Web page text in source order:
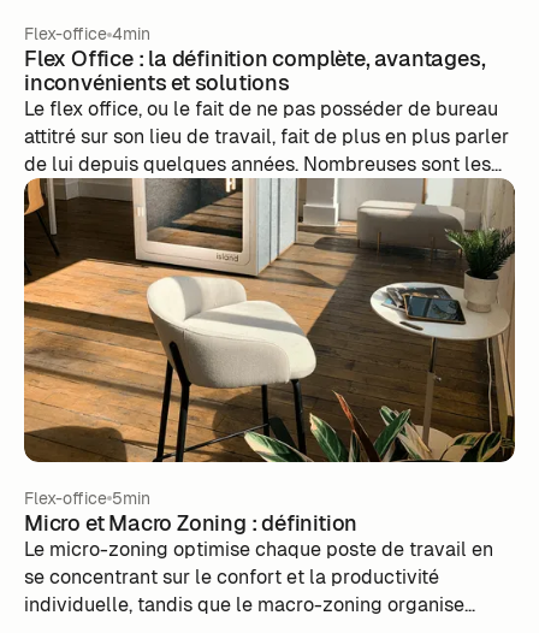
Flex-office 4min
Flex Office : la définition complète, avantages,
inconvénients et solutions
Le flex office, ou le fait de ne pas posséder de bureau
attitré sur son lieu de travail, fait de plus en plus parler
de lui depuis quelques années. Nombreuses sont les
entreprises qui ont vu leurs bureaux désertés depuis le
début de la pandémie et qui songent à passer le cap.
Selon une étude Deskeo publiée en mars 2021, 16%
des entreprises ont déjà adopté cette façon de
travailler et 55% envisagent d’opérer la transition.
Flex-office 5min
Micro et Macro Zoning : définition
Le micro-zoning optimise chaque poste de travail en
se concentrant sur le confort et la productivité
individuelle, tandis que le macro-zoning organise